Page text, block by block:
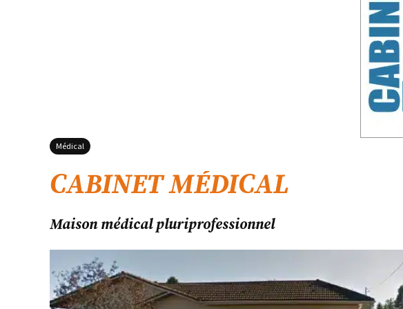
Médical
CABINET MÉDICAL
Maison médical pluriprofessionnel